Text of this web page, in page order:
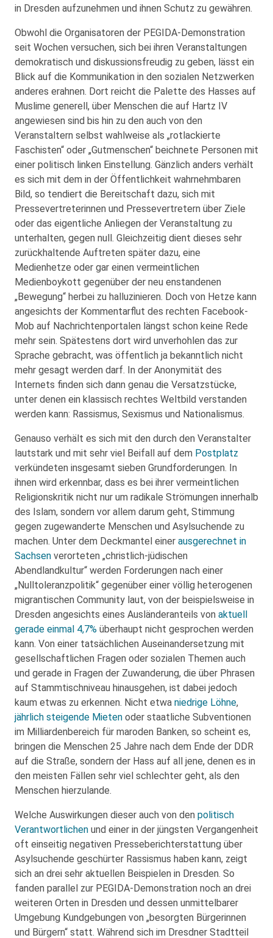
in Dresden aufzunehmen und ihnen Schutz zu gewähren.
Obwohl die Organisatoren der PEGIDA-Demonstration
seit Wochen versuchen, sich bei ihren Veranstaltungen
demokratisch und diskussionsfreudig zu geben, lässt ein
Blick auf die Kommunikation in den sozialen Netzwerken
anderes erahnen. Dort reicht die Palette des Hasses auf
Muslime generell, über Menschen die auf Hartz IV
angewiesen sind bis hin zu den auch von den
Veranstaltern selbst wahlweise als „rotlackierte
Faschisten“ oder „Gutmenschen“ beichnete Personen mit
einer politisch linken Einstellung. Gänzlich anders verhält
es sich mit dem in der Öffentlichkeit wahrnehmbaren
Bild, so tendiert die Bereitschaft dazu, sich mit
Pressevertreterinnen und Pressevertretern über Ziele
oder das eigentliche Anliegen der Veranstaltung zu
unterhalten, gegen null. Gleichzeitig dient dieses sehr
zurückhaltende Auftreten später dazu, eine
Medienhetze oder gar einen vermeintlichen
Medienboykott gegenüber der neu enstandenen
„Bewegung“ herbei zu halluzinieren. Doch von Hetze kann
angesichts der Kommentarflut des rechten Facebook-
Mob auf Nachrichtenportalen längst schon keine Rede
mehr sein. Spätestens dort wird unverhohlen das zur
Sprache gebracht, was öffentlich ja bekanntlich nicht
mehr gesagt werden darf. In der Anonymität des
Internets finden sich dann genau die Versatzstücke,
unter denen ein klassisch rechtes Weltbild verstanden
werden kann: Rassismus, Sexismus und Nationalismus.
Genauso verhält es sich mit den durch den Veranstalter
lautstark und mit sehr viel Beifall auf dem Postplatz
verkündeten insgesamt sieben Grundforderungen. In
ihnen wird erkennbar, dass es bei ihrer vermeintlichen
Religionskritik nicht nur um radikale Strömungen innerhalb
des Islam, sondern vor allem darum geht, Stimmung
gegen zugewanderte Menschen und Asylsuchende zu
machen. Unter dem Deckmantel einer ausgerechnet in
Sachsen verorteten „christlich-jüdischen
Abendlandkultur“ werden Forderungen nach einer
„Nulltoleranzpolitik“ gegenüber einer völlig heterogenen
migrantischen Community laut, von der beispielsweise in
Dresden angesichts eines Ausländeranteils von aktuell
gerade einmal 4,7% überhaupt nicht gesprochen werden
kann. Von einer tatsächlichen Auseinandersetzung mit
gesellschaftlichen Fragen oder sozialen Themen auch
und gerade in Fragen der Zuwanderung, die über Phrasen
auf Stammtischniveau hinausgehen, ist dabei jedoch
kaum etwas zu erkennen. Nicht etwa niedrige Löhne,
jährlich steigende Mieten oder staatliche Subventionen
im Milliardenbereich für maroden Banken, so scheint es,
bringen die Menschen 25 Jahre nach dem Ende der DDR
auf die Straße, sondern der Hass auf all jene, denen es in
den meisten Fällen sehr viel schlechter geht, als den
Menschen hierzulande.
Welche Auswirkungen dieser auch von den politisch
Verantwortlichen und einer in der jüngsten Vergangenheit
oft einseitig negativen Presseberichterstattung über
Asylsuchende geschürter Rassismus haben kann, zeigt
sich an drei sehr aktuellen Beispielen in Dresden. So
fanden parallel zur PEGIDA-Demonstration noch an drei
weiteren Orten in Dresden und dessen unmittelbarer
Umgebung Kundgebungen von „besorgten Bürgerinnen
und Bürgern“ statt. Während sich im Dresdner Stadtteil